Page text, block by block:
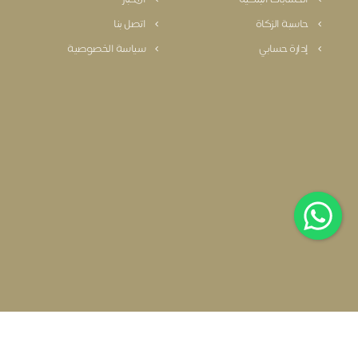
حاسبة الزكاة
اتصل بنا
إدارة حسابي
سياسة الخصوصية